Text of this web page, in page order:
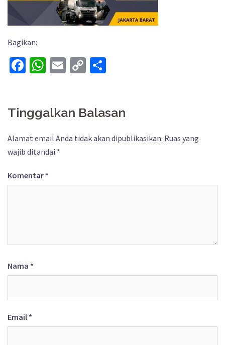
Bagikan:
Facebook
WhatsApp
Email
Copy
Tinggalkan Balasan
Alamat email Anda tidak akan dipublikasikan. Ruas yang
wajib ditandai *
Komentar *
Nama *
Email *